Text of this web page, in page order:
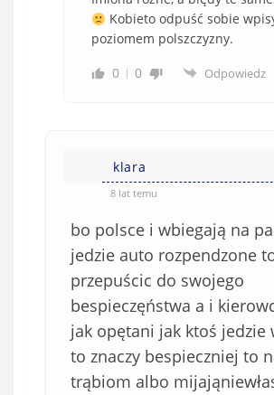
Kobieto odpuść sobie
poziomem polszczyzny.
0
0 Odpowiedz
klara
8 lat temu
bo polsce i wbiegają na
jedzie auto rozpendzone
przepuścic do swojego
bespieczęństwa a i
jak opętani jak ktoś jedzie
to znaczy bespieczniej to
trąbiom albo